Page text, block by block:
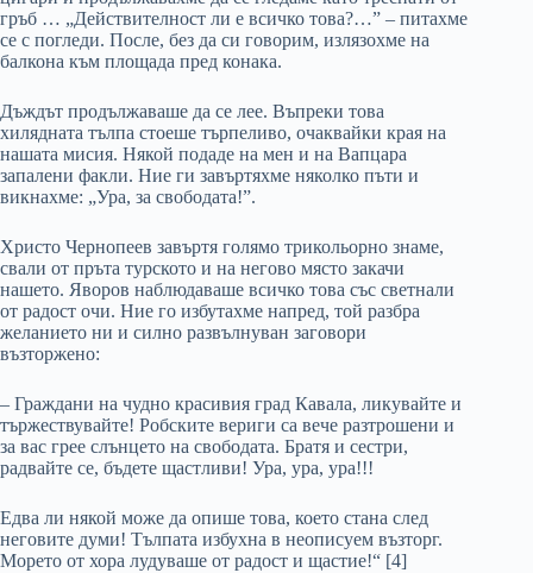
гръб … „Действителност ли е всичко това?…” – питахме
се с погледи. После, без да си говорим, излязохме на
балкона към площада пред конака.
Дъждът продължаваше да се лее. Въпреки това
хилядната тълпа стоеше търпеливо, очаквайки края на
нашата мисия. Някой подаде на мен и на Вапцара
запалени факли. Ние ги завъртяхме няколко пъти и
викнахме: „Ура, за свободата!”.
Христо Чернопеев завъртя голямо трикольорно знаме,
свали от пръта турското и на негово място закачи
нашето. Яворов наблюдаваше всичко това със светнали
от радост очи. Ние го избутахме напред, той разбра
желанието ни и силно развълнуван заговори
възторжено:
– Граждани на чудно красивия град Кавала, ликувайте и
тържествувайте! Робските вериги са вече разтрошени и
за вас грее слънцето на свободата. Братя и сестри,
радвайте се, бъдете щастливи! Ура, ура, ура!!!
Едва ли някой може да опише това, което стана след
неговите думи! Тълпата избухна в неописуем възторг.
Морето от хора лудуваше от радост и щастие!“ [4]